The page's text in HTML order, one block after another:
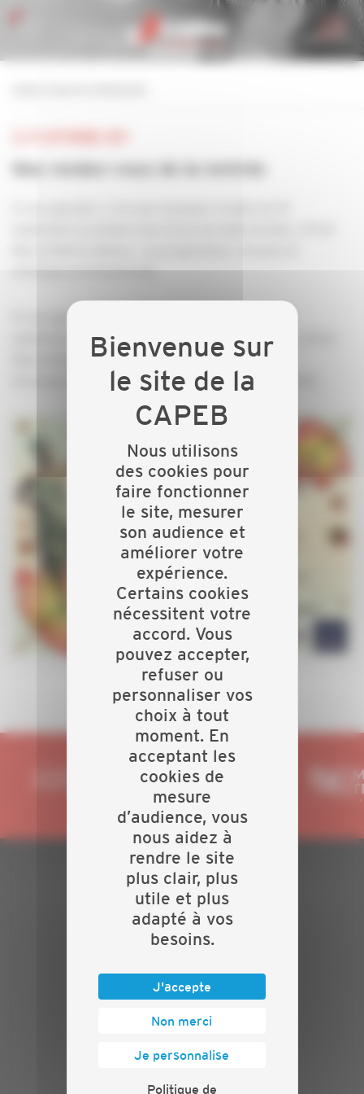
échanges professionnels
À vos agendas : à ne pas manquer la date du 19
septembre prochain chez Envie de Salle de Bain, 39 bd
Marcel Brot à Nancy
Au programme : brunch et échanges professionnels
PLAN DU SITE
Actualités
Evénements
Nos services
Contact
INFORMATIONS
Nous utilisons
des cookies pour
faire fonctionner
le site, mesurer
son audience et
améliorer votre
expérience.
Certains cookies
nécessitent votre
accord. Vous
pouvez accepter,
refuser ou
personnaliser vos
choix à tout
moment. En
acceptant les
cookies de
mesure
d’audience, vous
nous aidez à
rendre le site
plus clair, plus
utile et plus
adapté à vos
besoins.
J'accepte
Non merci
Je personnalise
Politique de